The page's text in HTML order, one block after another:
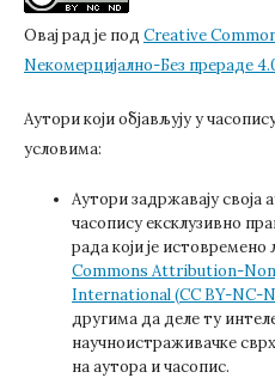
Овај рад је под Creative
Nекомерцијално-Без прераде
Аутори који објављују у
условима:
Аутори задржавају своја
часопису ексклузивно
рада који је
Commons Attribution-
International (CC BY-NC-
другима да деле ту
научноистраживачке
на аутора и часопис.